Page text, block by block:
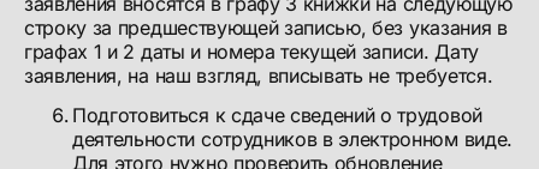
строку за предшествующей записью, без указания в
графах 1 и 2 даты и номера текущей записи. Дату
заявления, на наш взгляд, вписывать не требуется.
Подготовиться к сдаче сведений о трудовой
деятельности сотрудников в электронном виде.
Для этого нужно проверить обновление